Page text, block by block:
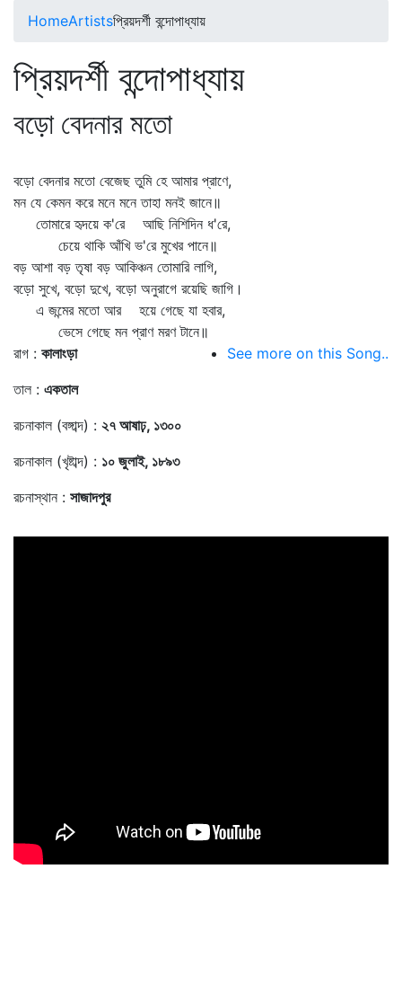
HomeArtistsপ্রিয়দর্শী বন্দোপাধ্যায়
প্রিয়দর্শী বন্দোপাধ্যায়
বড়ো বেদনার মতো
বড়ো বেদনার মতো বেজেছ তুমি হে আমার প্রাণে,
মন যে কেমন করে মনে মনে তাহা মনই জানে॥
তোমারে হৃদয়ে ক'রে আছি নিশিদিন ধ'রে,
চেয়ে থাকি আঁখি ভ'রে মুখের পানে॥
বড় আশা বড় তৃষা বড় আকিঞ্চন তোমারি লাগি,
বড়ো সুখে, বড়ো দুখে, বড়ো অনুরাগে রয়েছি জাগি।
এ জন্মের মতো আর হয়ে গেছে যা হবার,
ভেসে গেছে মন প্রাণ মরণ টানে॥
রাগ : কালাংড়া
তাল : একতাল
রচনাকাল (বঙ্গাব্দ) : ২৭ আষাঢ়, ১৩০০
রচনাকাল (খৃষ্টাব্দ) : ১০ জুলাই, ১৮৯৩
রচনাস্থান : সাজাদপুর
See more on this Song..